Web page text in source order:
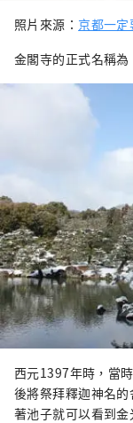
照片來源： 京都一
金閣寺的正式名稱為
西元1397年時，當
後將祭拜釋迦神名
著池子就可以看到金